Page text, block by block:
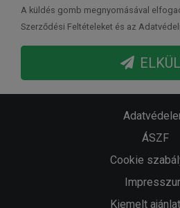
A küldés gomb megnyomásával
Szerződési Feltételeket és az
ÁSZF
Cookie
Kiemelt